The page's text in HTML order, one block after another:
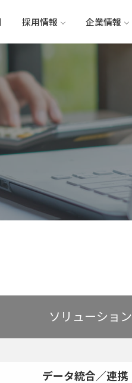
採用情報 企業情報
ソリューション
データ統合／連携